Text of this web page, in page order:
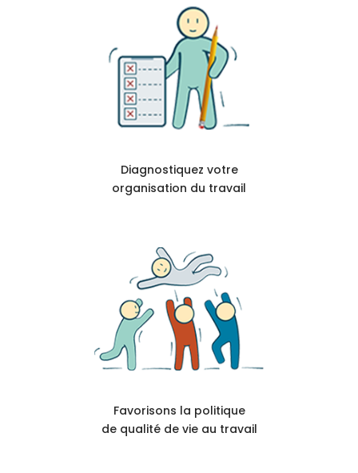
Diagnostiquez votre
organisation du travail
Favorisons la politique
de qualité de vie au travail